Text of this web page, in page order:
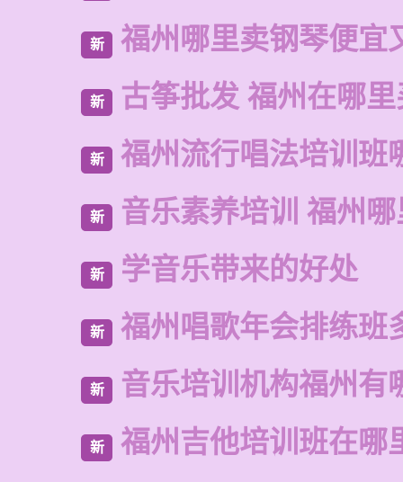
新 福州哪里卖钢琴便宜
新 古筝批发 福州在哪
新 福州流行唱法培训班
新 音乐素养培训 福州
新 学音乐带来的好处
新 福州唱歌年会排练班
新 音乐培训机构福州有
新 福州吉他培训班在哪